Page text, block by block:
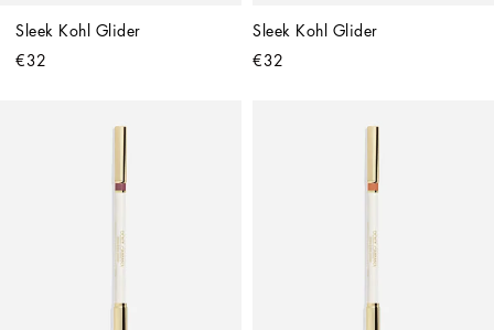
Sleek Kohl Glider
€32
Sleek Kohl Glider
€32